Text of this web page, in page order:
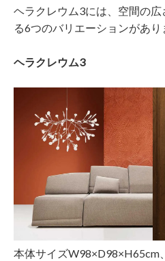
ヘラクレウム3には、空間の
る6つのバリエーションがあり
ヘラクレウム3
本体サイズW98×D98×H65cm